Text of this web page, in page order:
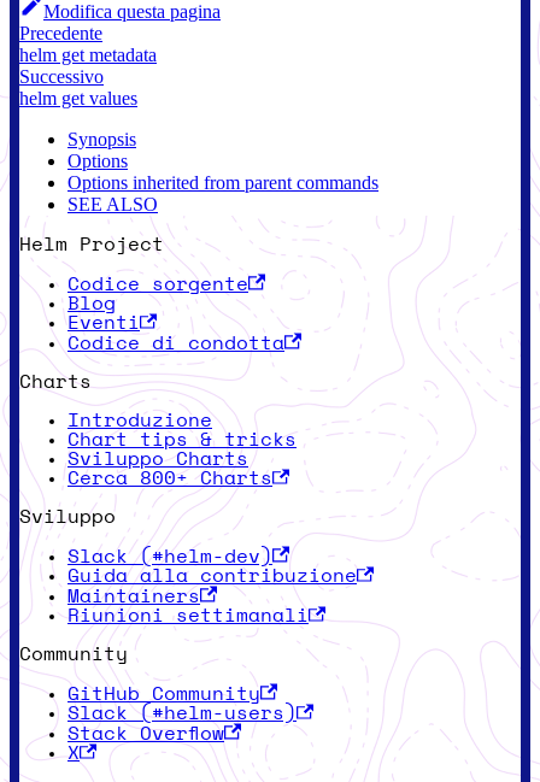
Modifica questa pagina
Precedente
helm get metadata
Successivo
helm get values
Synopsis
Options
Options inherited from parent commands
SEE ALSO
Helm Project
Codice sorgente
Blog
Eventi
Codice di condotta
Charts
Introduzione
Chart tips & tricks
Sviluppo Charts
Cerca 800+ Charts
Sviluppo
Slack (#helm-dev)
Guida alla contribuzione
Maintainers
Riunioni settimanali
Community
GitHub Community
Slack (#helm-users)
Stack Overflow
X